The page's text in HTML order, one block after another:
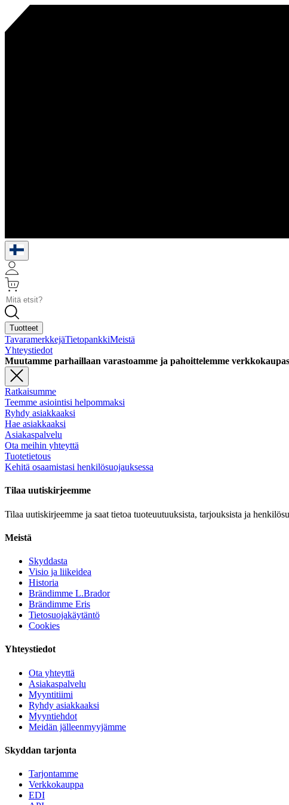
Tuotteet
TavaramerkkejäTietopankkiMeistä
Yhteystiedot
Muutamme parhaillaan varastoamme ja pahoittelemme
Ratkaisumme
Teemme asiointisi helpommaksi
Ryhdy asiakkaaksi
Hae asiakkaaksi
Asiakaspalvelu
Ota meihin yhteyttä
Tuotetietous
Kehitä osaamistasi henkilösuojauksessa
Tilaa uutiskirjeemme
Tilaa uutiskirjeemme ja saat tietoa tuoteuutuuksista, tarjouksista ja
Meistä
Skyddasta
Visio ja liikeidea
Historia
Brändimme L.Brador
Brändimme Eris
Tietosuojakäytäntö
Cookies
Yhteystiedot
Ota yhteyttä
Asiakaspalvelu
Myyntitiimi
Ryhdy asiakkaaksi
Myyntiehdot
Meidän jälleenmyyjämme
Skyddan tarjonta
Tarjontamme
Verkkokauppa
EDI